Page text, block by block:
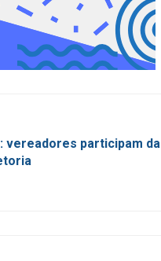
vereadores participam da